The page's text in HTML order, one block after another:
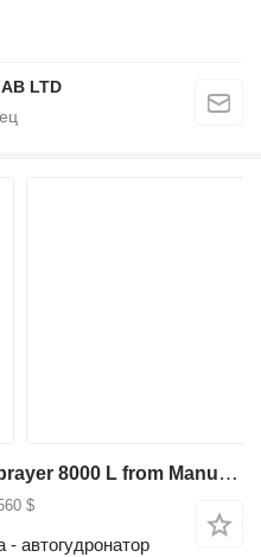
LTD
TICAB Bitumen Emulsion Sprayer 8000 L from Manufacturer
$
- автогудронатор